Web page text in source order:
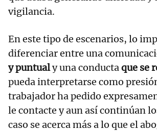
vigilancia.
En este tipo de escenarios, lo
diferenciar entre una
y puntualy una conductaque se
pueda interpretarse como
trabajador ha pedido
le contacte y aun así continúan
caso se acerca más a lo que el